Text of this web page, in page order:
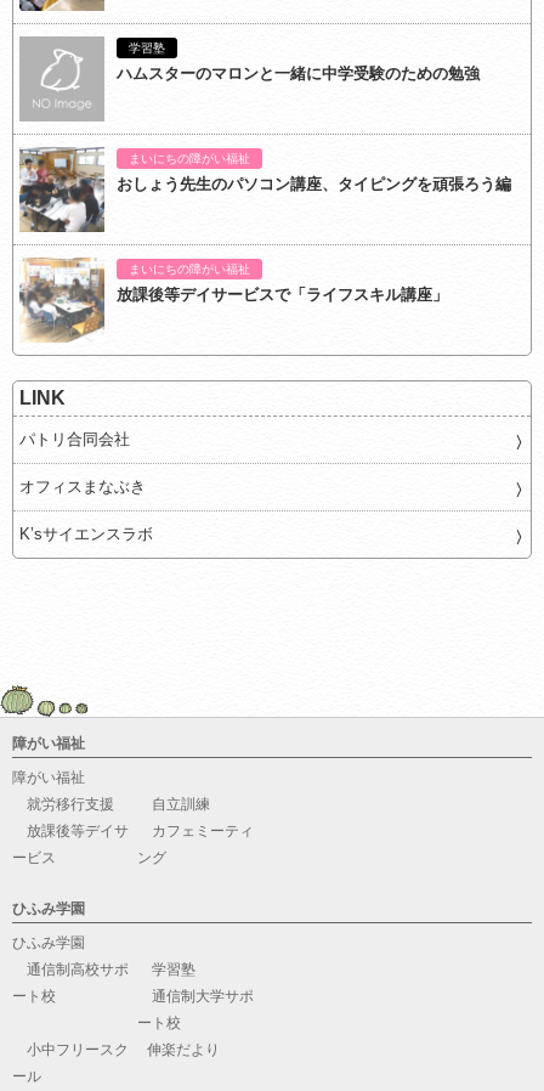
学習塾
ハムスターのマロンと一緒に中学受験のための勉強
まいにちの障がい福祉
おしょう先生のパソコン講座、タイピングを頑張ろう編
まいにちの障がい福祉
放課後等デイサービスで「ライフスキル講座」
LINK
パトリ合同会社
オフィスまなぶき
K’sサイエンスラボ
障がい福祉
障がい福祉
就労移行支援
自立訓練
放課後等デイサ
ービス
カフェミーティ
ング
ひふみ学園
ひふみ学園
通信制高校サポ
ート校
学習塾
通信制大学サポ
ート校
小中フリースク
ール
伸楽だより